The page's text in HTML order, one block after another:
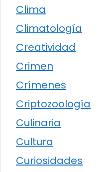
Clima
Climatología
Creatividad
Crimen
Crímenes
Criptozoología
Culinaria
Cultura
Curiosidades